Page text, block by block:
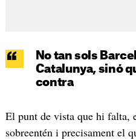
No tan sols
Catalunya, sinó
contra
El punt de vista que hi falta,
sobreentén i precisament el